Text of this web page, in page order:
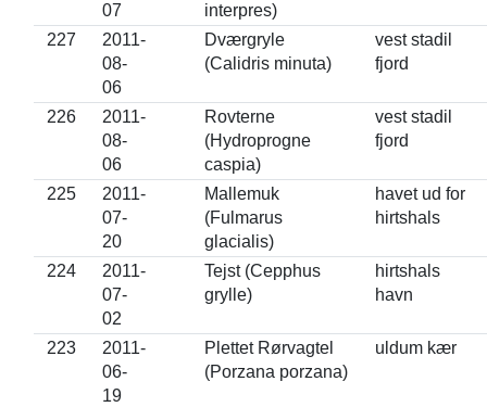
07
interpres)
227
2011-
08-
06
Dværgryle
(Calidris minuta)
vest stadil
fjord
226
2011-
08-
06
Rovterne
(Hydroprogne
caspia)
vest stadil
fjord
225
2011-
07-
20
Mallemuk
(Fulmarus
glacialis)
havet ud for
hirtshals
224
2011-
07-
02
Tejst (Cepphus
grylle)
hirtshals
havn
223
2011-
06-
19
Plettet Rørvagtel
(Porzana porzana)
uldum kær